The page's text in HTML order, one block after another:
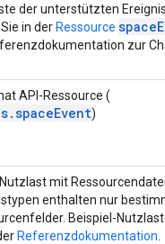
der unterstützten
in der Ressource
zur
API-Ressource (
)
mit
enthalten nur
Beispiel-
Referenzdokumentation